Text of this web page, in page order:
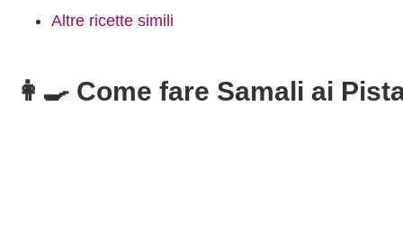
Altre ricette simili
👩‍🍳 Come fare Samali ai